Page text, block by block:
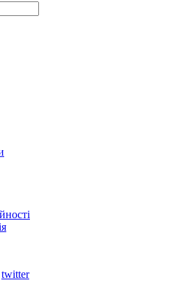
twitter